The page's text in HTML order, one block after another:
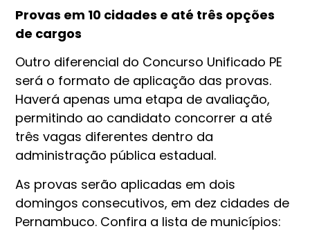
Provas em 10 cidades e até três opções
de cargos
Outro diferencial do Concurso Unificado PE
será o formato de aplicação das provas.
Haverá apenas uma etapa de avaliação,
permitindo ao candidato concorrer a até
três vagas diferentes dentro da
administração pública estadual.
As provas serão aplicadas em dois
domingos consecutivos, em dez cidades de
Pernambuco. Confira a lista de municípios: